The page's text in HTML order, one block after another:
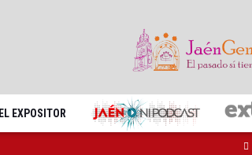
EL EXPOSITOR